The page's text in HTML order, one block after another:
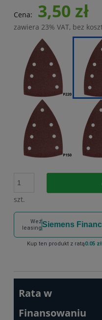
Cena: 3,50 zł
zawiera 23% VAT, bez
szt.
Weź
leasingSiemens
Kup ten produkt z ratą0.05 zł
Rata w
Finansowaniu